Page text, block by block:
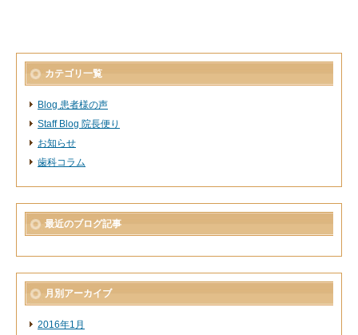
カテゴリ一覧
Blog 患者様の声
Staff Blog 院長便り
お知らせ
歯科コラム
最近のブログ記事
月別アーカイブ
2016年1月